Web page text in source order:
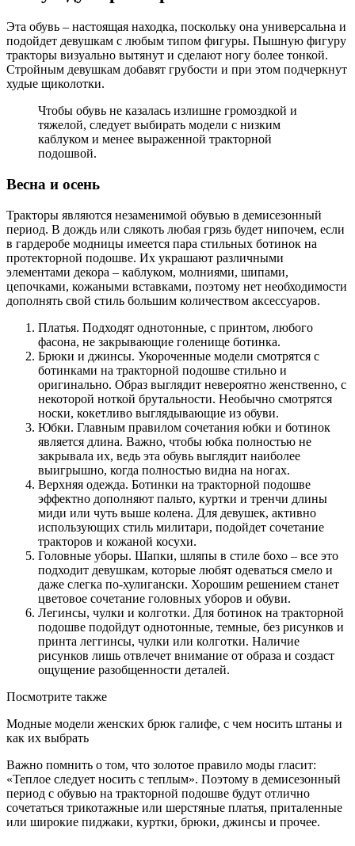
Эта обувь – настоящая находка, поскольку она универсальна и
подойдет девушкам с любым типом фигуры. Пышную фигуру
тракторы визуально вытянут и сделают ногу более тонкой.
Стройным девушкам добавят грубости и при этом подчеркнут
худые щиколотки.
Чтобы обувь не казалась излишне громоздкой и
тяжелой, следует выбирать модели с низким
каблуком и менее выраженной тракторной
подошвой.
Весна и осень
Тракторы являются незаменимой обувью в демисезонный
период. В дождь или слякоть любая грязь будет нипочем, если
в гардеробе модницы имеется пара стильных ботинок на
протекторной подошве. Их украшают различными
элементами декора – каблуком, молниями, шипами,
цепочками, кожаными вставками, поэтому нет необходимости
дополнять свой стиль большим количеством аксессуаров.
Платья. Подходят однотонные, с принтом, любого
фасона, не закрывающие голенище ботинка.
Брюки и джинсы. Укороченные модели смотрятся с
ботинками на тракторной подошве стильно и
оригинально. Образ выглядит невероятно женственно, с
некоторой ноткой брутальности. Необычно смотрятся
носки, кокетливо выглядывающие из обуви.
Юбки. Главным правилом сочетания юбки и ботинок
является длина. Важно, чтобы юбка полностью не
закрывала их, ведь эта обувь выглядит наиболее
выигрышно, когда полностью видна на ногах.
Верхняя одежда. Ботинки на тракторной подошве
эффектно дополняют пальто, куртки и тренчи длины
миди или чуть выше колена. Для девушек, активно
использующих стиль милитари, подойдет сочетание
тракторов и кожаной косухи.
Головные уборы. Шапки, шляпы в стиле бохо – все это
подходит девушкам, которые любят одеваться смело и
даже слегка по-хулигански. Хорошим решением станет
цветовое сочетание головных уборов и обуви.
Легинсы, чулки и колготки. Для ботинок на тракторной
подошве подойдут однотонные, темные, без рисунков и
принта леггинсы, чулки или колготки. Наличие
рисунков лишь отвлечет внимание от образа и создаст
ощущение разобщенности деталей.
Посмотрите также
Модные модели женских брюк галифе, с чем носить штаны и
как их выбрать
Важно помнить о том, что золотое правило моды гласит:
«Теплое следует носить с теплым». Поэтому в демисезонный
период с обувью на тракторной подошве будут отлично
сочетаться трикотажные или шерстяные платья, приталенные
или широкие пиджаки, куртки, брюки, джинсы и прочее.